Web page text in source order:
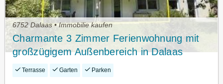
6752 Dalaas • Immobilie kaufen
Charmante 3 Zimmer Ferienwohnung mit
großzügigem Außenbereich in Dalaas
Terrasse Garten Parken